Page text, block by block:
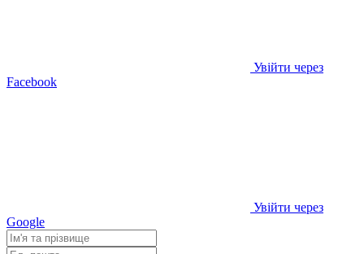
Увійти через
Facebook
Увійти через
Google